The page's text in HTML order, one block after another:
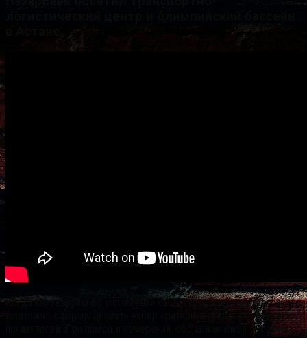
Когда мы говорим об управлении качеством, предполагается, что
возможно сформулировать набор критериев (условий оценки) и
показателей. При помощи измерения, сбора и анализа значений